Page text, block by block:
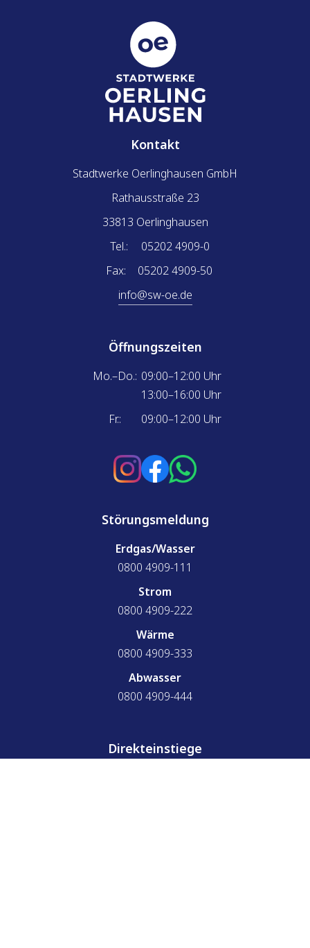
Kontakt
Stadtwerke Oerlinghausen GmbH
Rathausstraße 23
33813 Oerlinghausen
Tel.:
05202 4909-0
Fax:
05202 4909-50
info@sw-oe.de
Öffnungszeiten
Mo.–Do.: 09:00–12:00 Uhr
13:00–16:00 Uhr
Fr.:
09:00–12:00 Uhr
Störungsmeldung
Erdgas/Wasser
0800 4909-111
Strom
0800 4909-222
Wärme
0800 4909-333
Abwasser
0800 4909-444
Direkteinstiege